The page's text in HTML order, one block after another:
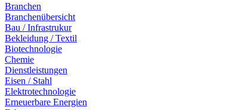
Branchen
Branchenübersicht
Bau / Infrastrukur
Bekleidung / Textil
Biotechnologie
Chemie
Dienstleistungen
Eisen / Stahl
Elektrotechnologie
Erneuerbare Energien